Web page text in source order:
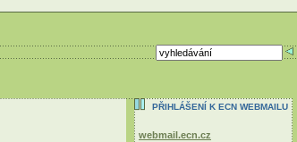
PŘIHLÁŠENÍ K ECN WEBMAILU
webmail.ecn.cz